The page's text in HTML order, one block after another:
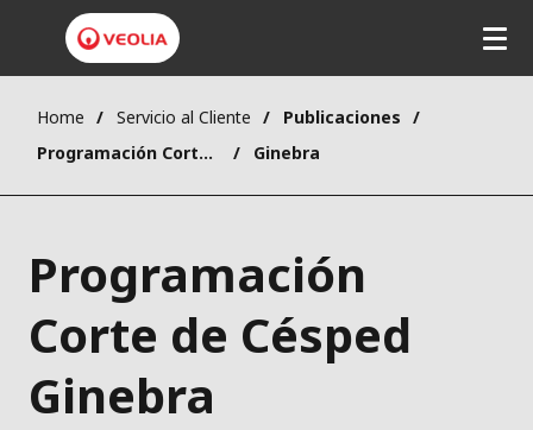
Home Servicio al Cliente
Publicaciones
Programación Corte de Césped
Ginebra
Programación
Corte de Césped
Ginebra